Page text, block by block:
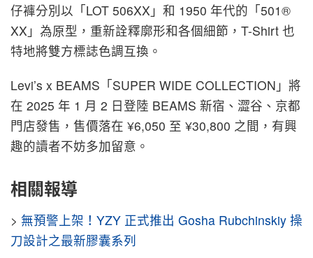
仔褲分別以「LOT 506XX」和 1950 年代的「501®
XX」為原型，重新詮釋廓形和各個細節，T-Shirt 也
特地將雙方標誌色調互換。
Levi’s x BEAMS「SUPER WIDE COLLECTION」將
在 2025 年 1 月 2 日登陸 BEAMS 新宿、澀谷、京都
門店發售，售價落在 ¥6,050 至 ¥30,800 之間，有興
趣的讀者不妨多加留意。
相關報導
> 無預警上架！YZY 正式推出 Gosha Rubchinskiy 操
刀設計之最新膠囊系列